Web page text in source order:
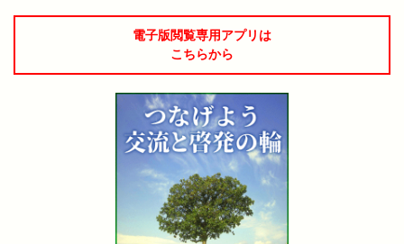
電子版閲覧専用アプリは
こちらから